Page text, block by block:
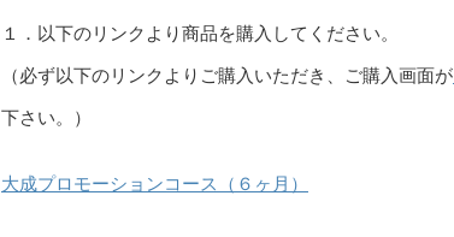
１．以下のリンクより商品を購入してください。
（必ず以下のリンクよりご購入いただき、ご購入画面が
下さい。）
大成プロモーションコース（６ヶ月）